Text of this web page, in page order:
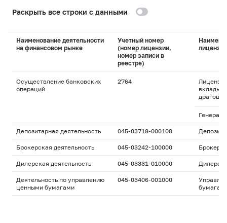
Раскрыть все строки с данными
Наименование деятельности
на финансовом рынке
Учетный номер
(номер лицензии,
номер записи в
реестре)
лицензии
Осуществление банковских
операций
2764
вклады
Депозитарная деятельность 045-03718-000100
Брокерская деятельность 045-03242-100000
Дилерская деятельность 045-03331-010000
Деятельность по управлению
ценными бумагами
045-03406-001000